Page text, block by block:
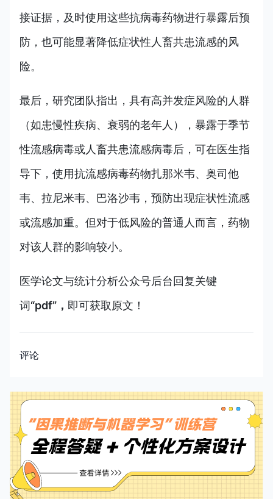
接证据，及时使用这些抗病毒药物进行暴露后预
防，也可能显著降低症状性人畜共患流感的风
险。
最后，研究团队指出，具有高并发症风险的人群
（如患慢性疾病、衰弱的老年人），暴露于季节
性流感病毒或人畜共患流感病毒后，可在医生指
导下，使用抗流感病毒药物扎那米韦、奥司他
韦、拉尼米韦、巴洛沙韦，预防出现症状性流感
或流感加重。但对于低风险的普通人而言，药物
对该人群的影响较小。
医学论文与统计分析公众号后台回复关键
词“pdf”， 即可获取原文！
评论